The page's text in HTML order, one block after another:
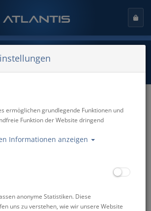
D E F G H
ermöglichen grundlegende Funktionen und
Funktion der Website dringend
Informationen anzeigen
anonyme Statistiken. Diese
uns zu verstehen, wie wir unsere Website